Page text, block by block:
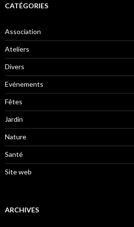
CATÉGORIES
Association
Ateliers
Divers
Evénements
Fêtes
Jardin
Nature
Santé
Site web
ARCHIVES